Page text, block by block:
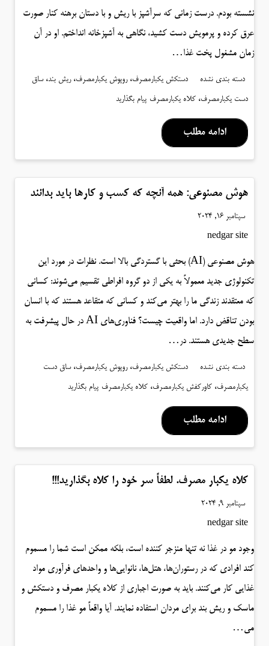
نشسته بودم. درست زمانی که سرآشپز با ریش و با دستان برهنه کنار صورت
عرق کرده و پرمویش دست کشید، نگاهی به آشپزخانه انداختم. او در آن
زمان مشغول پخت غذا…
دسته بندی نشده دستکش یکبارمصرف،روپوش یکبارمصرف،ریش بند،ساق
دست یکبارمصرف، کلاه یکبارمصرف پیام بگذارید
ادامه مطلب
هوش مصنوعی: همه آنچه که کسب و کارها باید بدانند
سپتامبر 16, 2024
nedgar site
هوش مصنوعی (AI) بحثی با گستردگی بالا است. نظرات در مورد این
تکنولوژی جدید معمولاً به یکی از دو گروه افراطی تقسیم می‌شوند: کسانی
که معتقدند زندگی ما را بهتر می‌کند و کسانی که متقاعد هستند که با انسان
بودن تناقض دارد. اما واقعیت چیست؟ فناوری‌های AI در حال پیشرفت به
سطح جدیدی هستند. در…
دسته بندی نشده دستکش یکبارمصرف،روپوش یکبارمصرف،ساق دست
یکبارمصرف، کاورکفش یکبارمصرف، کلاه یکبارمصرف پیام بگذارید
ادامه مطلب
کلاه یکبار مصرف. لطفاً سر خود را کلاه بگذارید!!!
سپتامبر 9, 2024
nedgar site
وجود مو در غذا نه تنها منزجر کننده است، بلکه ممکن است شما را مسموم
کند افرادی که در رستوران‌ها، هتل‌ها، نانوایی‌ها و واحدهای فرآوری مواد
غذایی کار می‌کنند. باید به صورت اجباری از کلاه یکبار مصرف و دستکش و
ماسک و ریش بند برای مردان استفاده نمایند. آیا واقعاً مو غذا را مسموم
می…